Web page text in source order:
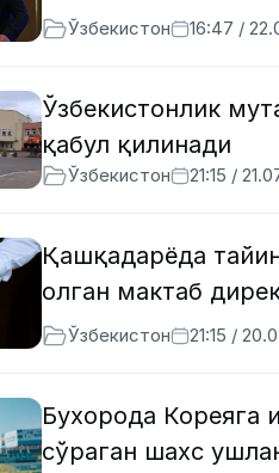
Ўзбекистон 16:47 /
Ўзбекистонлик
қабул қилинади
Ўзбекистон 21:15 /
Қашқадарёда
олган мактаб
Ўзбекистон 21:15 /
Бухорода Кореяга
сўраган шахс